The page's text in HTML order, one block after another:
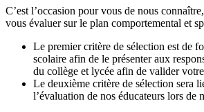
C’est l’occasion pour vous de nous
vous évaluer sur le plan comportemental et
Le premier critère de sélection est de
scolaire afin de le présenter aux
du collège et lycée afin de valider
Le deuxième critère de sélection sera
l’évaluation de nos éducateurs lors de